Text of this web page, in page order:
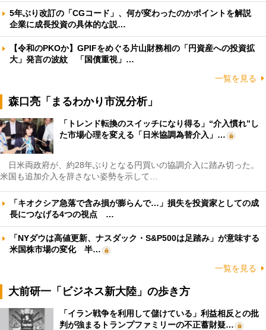
5年ぶり改訂の「CGコード」、何が変わったのかポイントを解説
企業に成長投資の具体的な説…
【令和のPKOか】GPIFをめぐる片山財務相の「円資産への投資拡
大」発言の波紋 「国債重視」…
一覧を見る
森口亮「まるわかり市況分析」
「トレンド転換のスイッチになり得る」“介入慣れ”し
た市場心理を変える「日米協調為替介入」…
日米両政府が、約28年ぶりとなる円買いの協調介入に踏み切った。
米国も追加介入を辞さない姿勢を示して…
「キオクシア急落で含み損が膨らんで…」損失を投資家としての成
長につなげる4つの視点 …
「NYダウは高値更新、ナスダック・S&P500は足踏み」が意味する
米国株市場の変化 半…
一覧を見る
大前研一「ビジネス新大陸」の歩き方
「イラン戦争を利用して儲けている」利益相反との批
判が強まるトランプファミリーの不正蓄財疑…